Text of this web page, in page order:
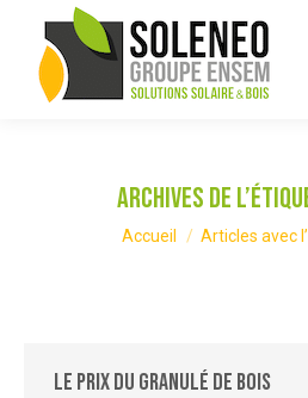
Archives de
Vous êtes ici :
Accueil Articles avec
Le prix du granulé de bois